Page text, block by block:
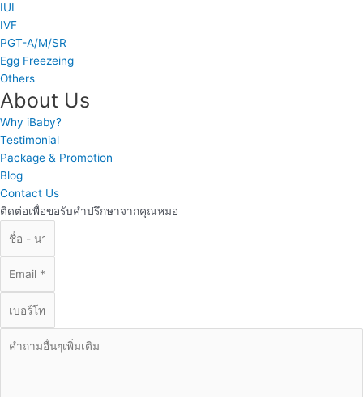
IUI
IVF
PGT-A/M/SR
Egg Freezeing
Others
About Us
Why iBaby?
Testimonial
Package & Promotion
Blog
Contact Us
ติดต่อเพื่อขอรับคำปรึกษาจากคุณหมอ